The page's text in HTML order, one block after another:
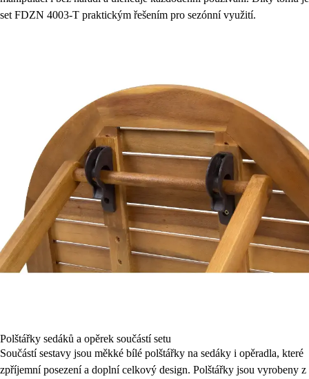
set FDZN 4003-T praktickým řešením pro sezónní využití.
Polštářky sedáků a opěrek součástí setu
Součástí sestavy jsou měkké bílé polštářky na sedáky i opěradla, které
zpříjemní posezení a doplní celkový design. Polštářky jsou vyrobeny z